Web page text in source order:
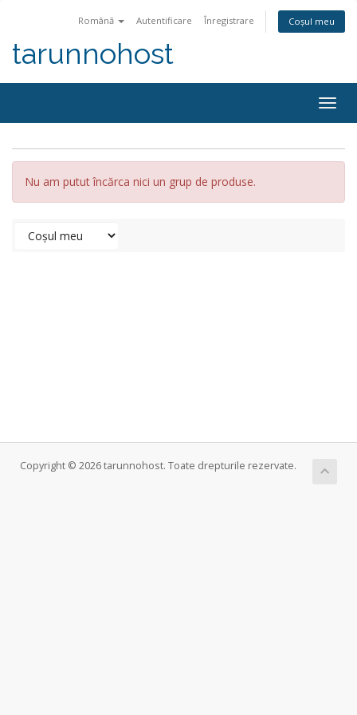
Română Autentificare Înregistrare Coșul meu
tarunnohost
Nu am putut încărca nici un grup de produse.
Copyright © 2026 tarunnohost. Toate drepturile rezervate.